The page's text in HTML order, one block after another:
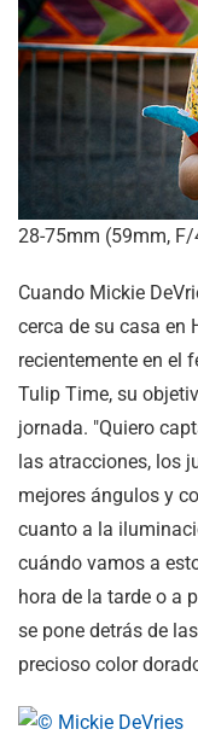
28-75mm (59mm,
Cuando Mickie
cerca de su casa en
recientemente en el
Tulip Time, su
jornada. "Quiero
las atracciones, los
mejores ángulos y
cuanto a la
cuándo vamos a
hora de la tarde o a
se pone detrás de
precioso color